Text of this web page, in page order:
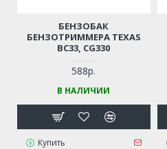
БЕНЗОБАК
БЕНЗОТРИММЕРА TEXAS
BC33, CG330
588р.
В НАЛИЧИИ
Купить